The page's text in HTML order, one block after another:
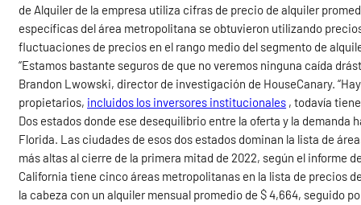
de Alquiler de la empresa utiliza cifras de precio de alquiler
específicas del área metropolitana se obtuvieron utilizando
fluctuaciones de precios en el rango medio del segmento de
“Estamos bastante seguros de que no veremos ninguna caída
Brandon Lwowski, director de investigación de HouseCanary.
propietarios, incluidos los inversores institucionales , todavía
Dos estados donde ese desequilibrio entre la oferta y la demanda
Florida. Las ciudades de esos dos estados dominan la lista de
más altas al cierre de la primera mitad de 2022, según el informe
California tiene cinco áreas metropolitanas en la lista de precios
la cabeza con un alquiler mensual promedio de $ 4,664, seguido